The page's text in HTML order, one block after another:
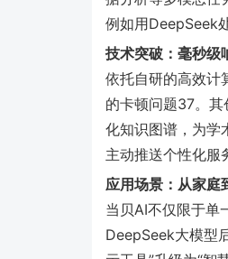
例如用DeepSeek
技术突破：毫秒级
依托自研的高效计
的卡顿问题37。其
化知识图谱，为学
主动推送个性化服
应用场景：从家庭
当贝AI不仅限于单
DeepSeek大模型